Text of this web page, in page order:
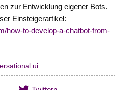
zur Entwicklung eigener Bots.
Einsteigerartikel:
how-to-develop-a-chatbot-from-
ui